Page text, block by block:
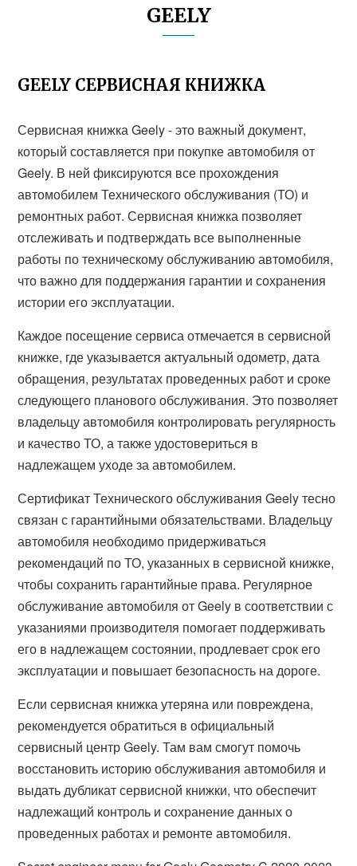
GEELY
GEELY СЕРВИСНАЯ КНИЖКА
Сервисная книжка Geely - это важный документ,
который составляется при покупке автомобиля от
Geely. В ней фиксируются все прохождения
автомобилем Технического обслуживания (ТО) и
ремонтных работ. Сервисная книжка позволяет
отслеживать и подтверждать все выполненные
работы по техническому обслуживанию автомобиля,
что важно для поддержания гарантии и сохранения
истории его эксплуатации.
Каждое посещение сервиса отмечается в сервисной
книжке, где указывается актуальный одометр, дата
обращения, результатах проведенных работ и сроке
следующего планового обслуживания. Это позволяет
владельцу автомобиля контролировать регулярность
и качество ТО, а также удостовериться в
надлежащем уходе за автомобилем.
Сертификат Технического обслуживания Geely тесно
связан с гарантийными обязательствами. Владельцу
автомобиля необходимо придерживаться
рекомендаций по ТО, указанных в сервисной книжке,
чтобы сохранить гарантийные права. Регулярное
обслуживание автомобиля от Geely в соответствии с
указаниями производителя помогает поддерживать
его в надлежащем состоянии, продлевает срок его
эксплуатации и повышает безопасность на дороге.
Если сервисная книжка утеряна или повреждена,
рекомендуется обратиться в официальный
сервисный центр Geely. Там вам смогут помочь
восстановить историю обслуживания автомобиля и
выдать дубликат сервисной книжки, что обеспечит
надлежащий контроль и сохранение данных о
проведенных работах и ремонте автомобиля.